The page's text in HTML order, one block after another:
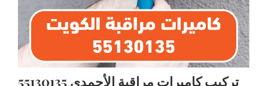
تركيب كاميرات مراقبة الأحمدي 55130135